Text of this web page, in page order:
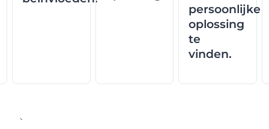
persoonlijke
oplossing
te
vinden.